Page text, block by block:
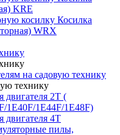
KRE
косилку Косилка
WRX
на садовую технику
технику
двигателя 2Т (
1Е40F/1E44F/1Е48F)
двигателя 4Т
пилы,